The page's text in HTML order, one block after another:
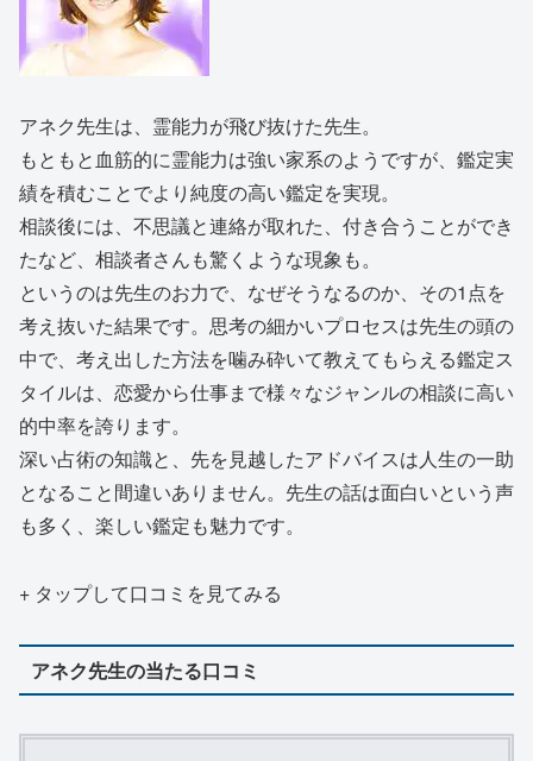
アネク先生は、霊能力が飛び抜けた先生。
もともと血筋的に霊能力は強い家系のようですが、鑑定実
績を積むことでより純度の高い鑑定を実現。
相談後には、不思議と連絡が取れた、付き合うことができ
たなど、相談者さんも驚くような現象も。
というのは先生のお力で、なぜそうなるのか、その1点を
考え抜いた結果です。思考の細かいプロセスは先生の頭の
中で、考え出した方法を噛み砕いて教えてもらえる鑑定ス
タイルは、恋愛から仕事まで様々なジャンルの相談に高い
的中率を誇ります。
深い占術の知識と、先を見越したアドバイスは人生の一助
となること間違いありません。先生の話は面白いという声
も多く、楽しい鑑定も魅力です。
+ タップして口コミを見てみる
アネク先生の当たる口コミ